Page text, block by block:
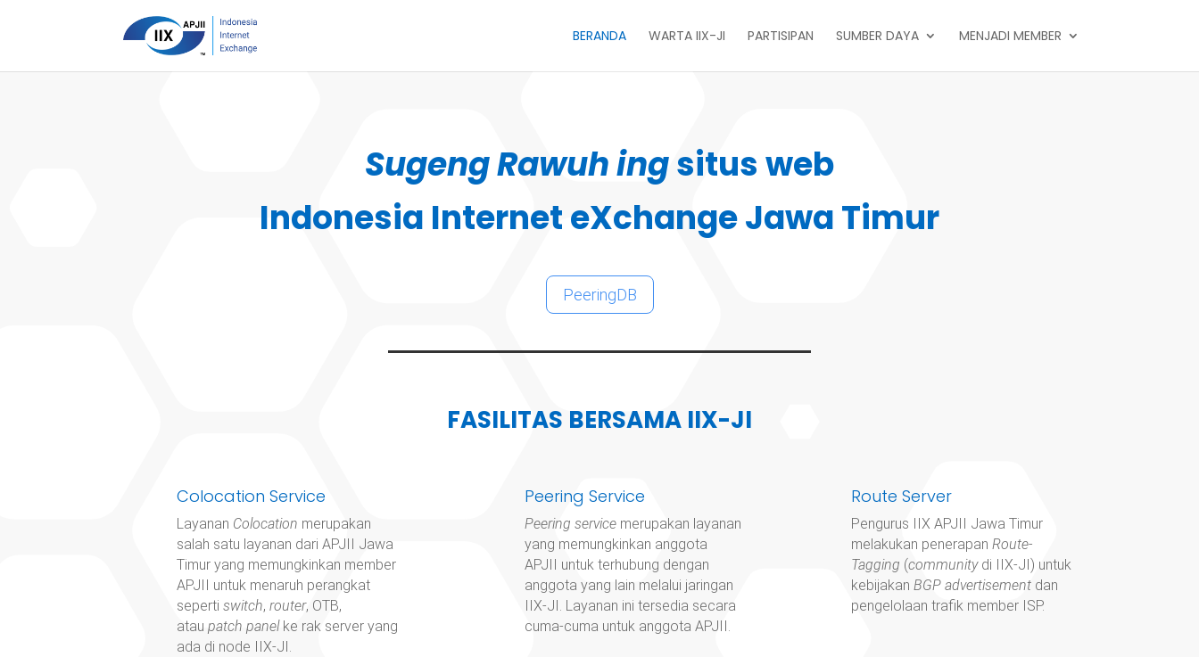
BERANDA WARTA IIX-JI PARTISIPAN SUMBER DAYA MENJADI MEMBER
Sugeng Rawuh ingsitus web
Indonesia Internet eXchange Jawa Timur
PeeringDB
FASILITAS BERSAMA IIX-JI
Colocation Service
Layanan Colocation merupakan
salah satu layanan dari APJII Jawa
Timur yang memungkinkan member
APJII untuk menaruh perangkat
seperti switch, router, OTB,
atau patch panelke rak server yang
ada di node IIX-JI.
Peering Service
Peering servicemerupakan layanan
yang memungkinkan anggota
APJII untuk terhubung dengan
anggota yang lain melalui jaringan
IIX-JI. Layanan ini tersedia secara
cuma-cuma untuk anggota APJII.
Route Server
Pengurus IIX APJII Jawa Timur
melakukan penerapanRoute-
Tagging (communitydi IIX-JI) untuk
kebijakanBGP advertisement dan
pengelolaan trafik member ISP.